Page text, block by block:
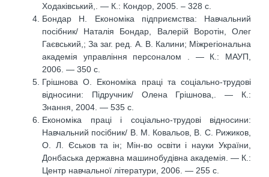
Ходаківський,. — К.: Кондор, 2005. – 328 с.
Бондар Н. Економіка підприємства: Навчальний
посібник/ Наталія Бондар, Валерій Воротін, Олег
Гаєвський,; За заг. ред. А. В. Калини; Міжрегіональна
академія управління персоналом . — К.: МАУП,
2006. — 350 с.
Грішнова О. Економіка праці та соціально-трудові
відносини: Підручник/ Олена Грішнова,. — К.:
Знання, 2004. — 535 с.
Економіка праці і соціально-трудові відносини:
Навчальний посібник/ В. М. Ковальов, В. С. Рижиков,
О. Л. Єськов та ін; Мін-во освіти і науки України,
Донбаська державна машинобудівна академія. — К.:
Центр навчальної літератури, 2006. — 255 с.